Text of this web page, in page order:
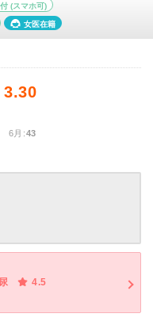
(スマホ可)
女医在籍
3.30
月:43
4.5